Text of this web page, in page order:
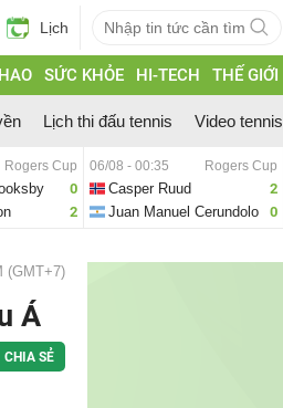
Lịch
SỨC KHỎE HI-TECH THẾ GIỚI
Lịch thi đấu tennis Video tennis
Rogers Cup
0
2
06/08 - 00:35 Rogers Cup
Casper Ruud
2
Juan Manuel Cerundolo
0
(GMT+7)
Á
CHIA SẺ